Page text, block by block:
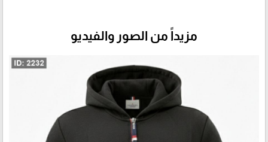
مزيداً من الصور والفيديو